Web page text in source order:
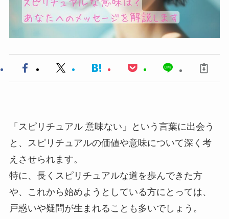
「スピリチュアル 意味ない」という言葉に出会う
と、スピリチュアルの価値や意味について深く考
えさせられます。
特に、長くスピリチュアルな道を歩んできた方
や、これから始めようとしている方にとっては、
戸惑いや疑問が生まれることも多いでしょう。